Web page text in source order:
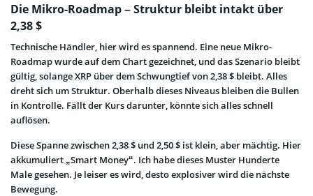
Die Mikro-Roadmap – Struktur bleibt intakt über
2,38 $
Technische Händler, hier wird es spannend. Eine neue Mikro-
Roadmap wurde auf dem Chart gezeichnet, und das Szenario bleibt
gültig, solange XRP über dem Schwungtief von 2,38 $ bleibt. Alles
dreht sich um Struktur. Oberhalb dieses Niveaus bleiben die Bullen
in Kontrolle. Fällt der Kurs darunter, könnte sich alles schnell
auflösen.
Diese Spanne zwischen 2,38 $ und 2,50 $ ist klein, aber mächtig. Hier
akkumuliert „Smart Money“. Ich habe dieses Muster Hunderte
Male gesehen. Je leiser es wird, desto explosiver wird die nächste
Bewegung.